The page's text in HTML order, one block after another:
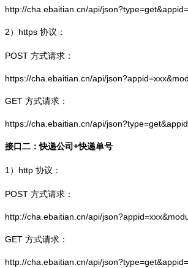
http://cha.ebaitian.cn/api/
2） https 协议：
POST 方式请求：
https://cha.ebaitian.cn/api/
GET 方式请求：
https://cha.ebaitian.cn/api/
接口二：快递公司+快递单号
1） http 协议：
POST 方式请求：
http://cha.ebaitian.cn/api/
GET 方式请求：
http://cha.ebaitian.cn/api/